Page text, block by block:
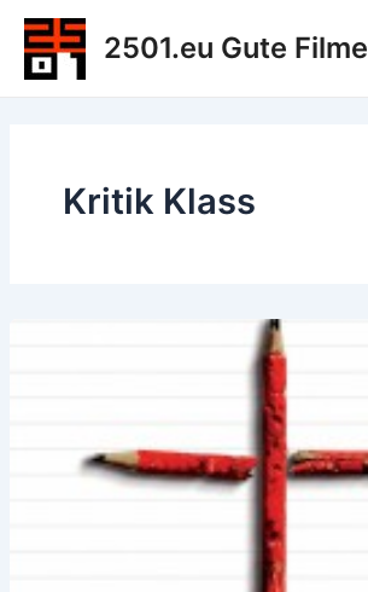
Zum
Inhalt
springen
2501.eu Gute Filme
Kritik Klass